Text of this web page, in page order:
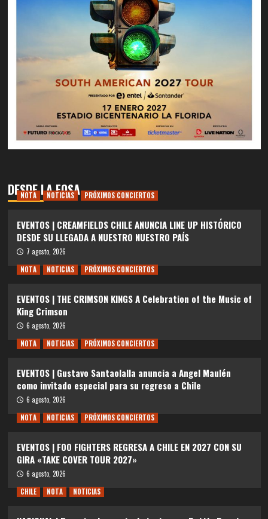
DESDE LA FOSA
NOTA NOTICIAS PRÓXIMOS CONCIERTOS
EVENTOS | CREAMFIELDS CHILE ANUNCIA LINE UP HISTÓRICO
DESDE SU LLEGADA A NUESTRO NUESTRO PAÍS
7 agosto, 2026
NOTA
NOTICIAS PRÓXIMOS CONCIERTOS
EVENTOS | THE CRIMSON KINGS A Celebration of the Music of
King Crimson
6 agosto, 2026
NOTA
NOTICIAS PRÓXIMOS CONCIERTOS
EVENTOS | Gustavo Santaolalla anuncia a Angel Maulén
como invitado especial para su regreso a Chile
6 agosto, 2026
NOTA
NOTICIAS PRÓXIMOS CONCIERTOS
EVENTOS | FOO FIGHTERS REGRESA A CHILE EN 2027 CON SU
GIRA «TAKE COVER TOUR 2027»
6 agosto, 2026
CHILE
NOTA NOTICIAS